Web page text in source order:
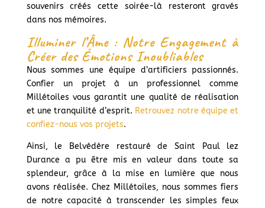
souvenirs créés cette soirée-là resteront gravés
dans nos mémoires.
Illuminer l’Âme : Notre Engagement à
Créer des Émotions Inoubliables
Nous sommes une équipe d’artificiers passionnés.
Confier un projet à un professionnel comme
Millétoiles vous garantit une qualité de réalisation
et une tranquilité d’esprit. Retrouvez notre équipe et
confiez-nous vos projets.
Ainsi, le Belvédère restauré de Saint Paul lez
Durance a pu être mis en valeur dans toute sa
splendeur, grâce à la mise en lumière que nous
avons réalisée. Chez Millétoiles, nous sommes fiers
de notre capacité à transcender les simples feux